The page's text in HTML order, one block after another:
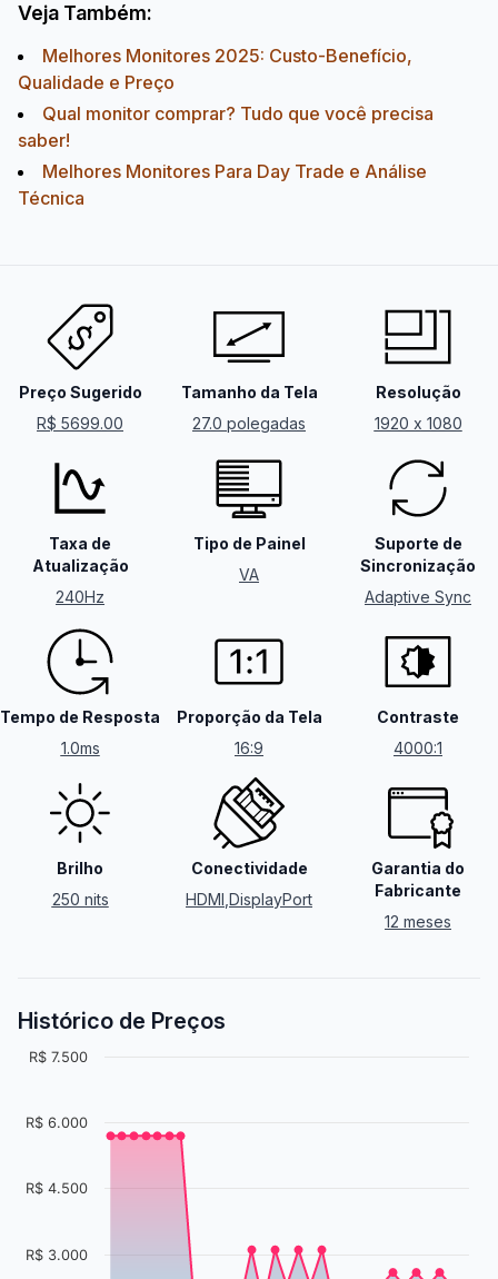
Veja Também:
Melhores Monitores 2025: Custo-Benefício,
Qualidade e Preço
Qual monitor comprar? Tudo que você precisa
saber!
Melhores Monitores Para Day Trade e Análise
Técnica
Preço Sugerido
R$ 5699.00
Tamanho da Tela
27.0 polegadas
Resolução
1920 x 1080
Taxa de
Atualização
240Hz
Tipo de Painel
VA
Suporte de
Sincronização
Adaptive Sync
Tempo de Resposta
1.0ms
Proporção da Tela
16:9
Contraste
4000:1
Brilho
250 nits
Conectividade
HDMI DisplayPort
Garantia do
Fabricante
12 meses
Histórico de Preços
R$ 3.000
R$ 4.500
R$ 6.000
R$ 7.500